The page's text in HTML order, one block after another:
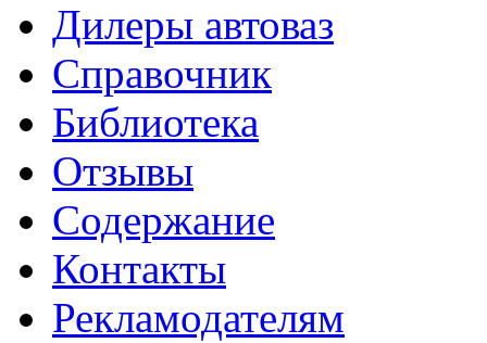
Дилеры автоваз
Справочник
Библиотека
Отзывы
Содержание
Контакты
Рекламодателям